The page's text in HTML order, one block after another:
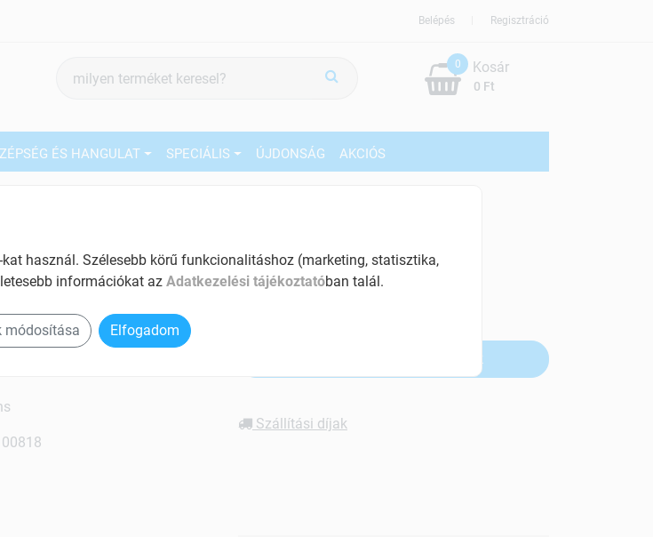
Regisztráció
Belépés
keresés
0
0 Ft
Kosár
ÉS HANGULAT SPECIÁLIS ÚJDONSÁG AKCIÓS
db
bőrt
27% ÁFÁ-val , [156 Ft/db]
Készletinformáció:
Szállítási díjak
használ. Szélesebb körű funkcionalitáshoz (marketing, statisztika,
információkat az Adatkezelési tájékoztatóban talál.
módosítása Elfogadom